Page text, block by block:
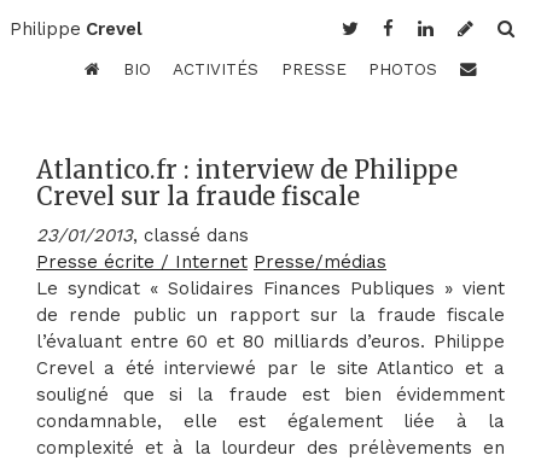
Philippe Crevel
BIO ACTIVITÉS PRESSE PHOTOS
Atlantico.fr : interview de Philippe
Crevel sur la fraude fiscale
23/01/2013, classé dans
Presse écrite / Internet Presse/médias
Le syndicat « Solidaires Finances Publiques » vient
de rende public un rapport sur la fraude fiscale
l’évaluant entre 60 et 80 milliards d’euros. Philippe
Crevel a été interviewé par le site Atlantico et a
souligné que si la fraude est bien évidemment
condamnable, elle est également liée à la
complexité et à la lourdeur des prélèvements en